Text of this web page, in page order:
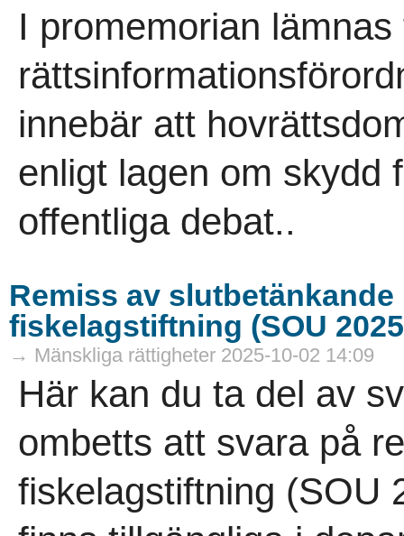
I promemorian
innebär att
enligt lagen om skydd
offentliga debat..
Remiss av
fiskelagstiftning (SOU
→ Mänskliga rättigheter 2025-10-02 14:09
Här kan du ta del av
ombetts att svara på
fiskelagstiftning (SOU